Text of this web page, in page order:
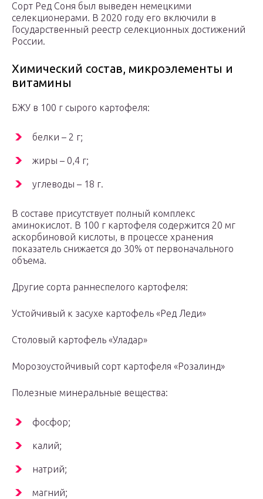
Сорт Ред Соня был выведен немецкими
селекционерами. В 2020 году его включили в
Государственный реестр селекционных достижений
России.
Химический состав, микроэлементы и
витамины
БЖУ в 100 г сырого картофеля:
белки – 2 г;
жиры – 0,4 г;
углеводы – 18 г.
В составе присутствует полный комплекс
аминокислот. В 100 г картофеля содержится 20 мг
аскорбиновой кислоты, в процессе хранения
показатель снижается до 30% от первоначального
объема.
Другие сорта раннеспелого картофеля:
Устойчивый к засухе картофель «Ред Леди»
Столовый картофель «Уладар»
Морозоустойчивый сорт картофеля «Розалинд»
Полезные минеральные вещества:
фосфор;
калий;
натрий;
магний;